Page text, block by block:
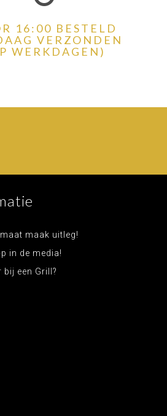
16:00 BESTELD
VERZONDEN
WERKDAGEN)
maak uitleg!
in de media!
bij een Grill?